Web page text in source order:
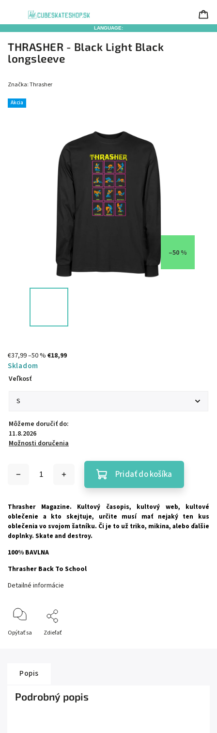
LANGUAGE:
THRASHER - Black Light Black
longsleeve
Akcia
Značka:Thrasher
–50 %
€37,99–50 % €18,99
Skladom
Veľkosť
Môžeme doručiť do:
11.8.2026
Možnosti doručenia
Pridať do košíka
Thrasher Magazine. Kultový časopis, kultový web, kultové
oblečenie a kto skejtuje, určite musí mať nejaký ten kus
oblečenia vo svojom šatníku. Či je to už triko, mikina, alebo ďalšie
doplnky. Skate and destroy.
100% BAVLNA
Thrasher Back To School
Detailné informácie
Opýtať sa Zdieľať
Popis
Podrobný popis